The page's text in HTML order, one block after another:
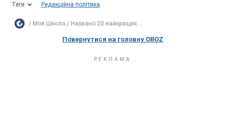
Теги Редакційна політика
Моя Школа Названо 20 найкращих...
Повернутися на головну OBOZ